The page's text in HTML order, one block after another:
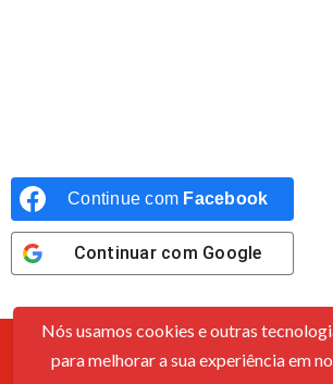
Continue com Facebook
Continuar com Google
Contato Sobre Nós Política De Cookies
Nós usamos cookies e outras
para melhorar a sua experiência em